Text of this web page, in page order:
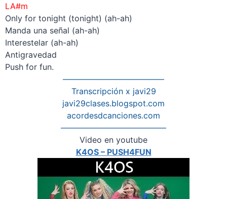
LA#m
Only for tonight (tonight) (ah-ah)
Manda una señal (ah-ah)
Interestelar (ah-ah)
Antigravedad
Push for fun.
————————————–
Transcripción x javi29
javi29clases.blogspot.com
acordesdcanciones.com
—————————————
Video en youtube
K4OS – PUSH4FUN